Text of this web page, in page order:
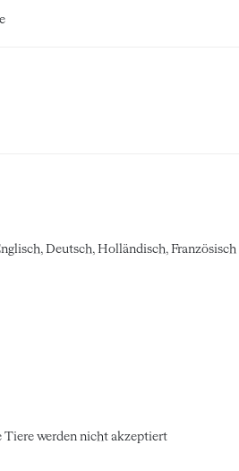
Deutsch, Holländisch, Französisch
Tiere werden nicht akzeptiert